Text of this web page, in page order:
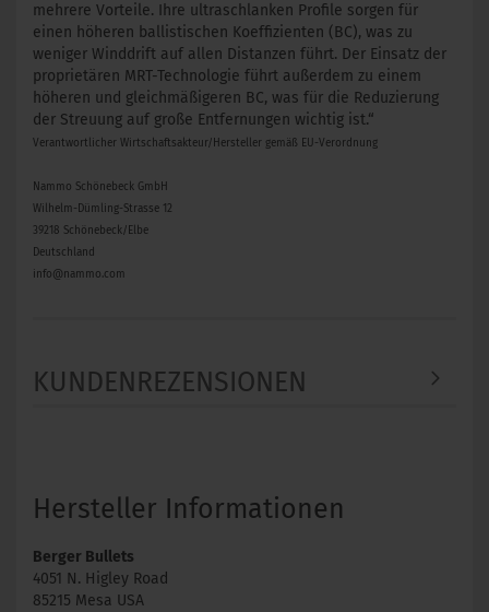
mehrere Vorteile. Ihre ultraschlanken Profile sorgen für
einen höheren ballistischen Koeffizienten (BC), was zu
weniger Winddrift auf allen Distanzen führt. Der Einsatz der
proprietären MRT-Technologie führt außerdem zu einem
höheren und gleichmäßigeren BC, was für die Reduzierung
der Streuung auf große Entfernungen wichtig ist.“
Verantwortlicher Wirtschaftsakteur/Hersteller gemäß EU-Verordnung
Nammo Schönebeck GmbH
Wilhelm-Dümling-Strasse 12
39218 Schönebeck/Elbe
Deutschland
info@nammo.com
KUNDENREZENSIONEN
Hersteller Informationen
Berger Bullets
4051 N. Higley Road
85215 Mesa USA